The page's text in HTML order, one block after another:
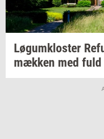
Løgum­klo­ster
mæk­ken med fuld